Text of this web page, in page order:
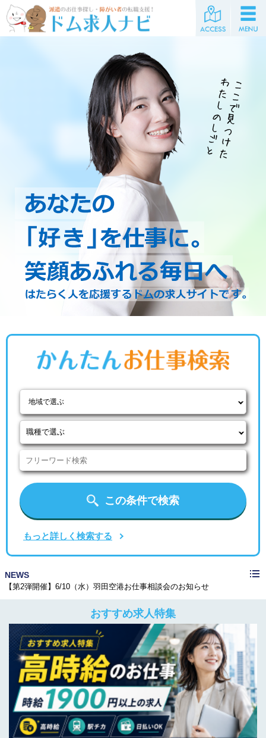
地域で選ぶ
この条件で検索
もっと詳しく検索する
NEWS
【第2弾開催】6/10（水）羽田空港お仕事相談会のお知らせ
≪メディア掲載≫株式会社CAREER FOCUSの運営するメディアで紹介されました！
【第2弾開催】6/10（水）羽田空港お仕事相談会のお知らせ
おすすめ求人特集